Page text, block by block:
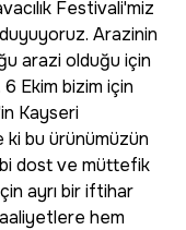
Festivali'miz
Arazinin
arazi olduğu için
Ekim bizim için
Kayseri
ki bu ürünümüzün
dost ve müttefik
ayrı bir iftihar
hem